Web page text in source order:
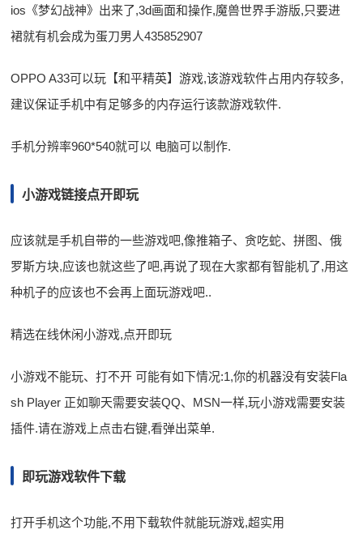
ios《梦幻战神》出来了,3d画面和操作,魔兽世界手游版,只要进
裙就有机会成为蛋刀男人435852907
OPPO A33可以玩【和平精英】游戏,该游戏软件占用内存较多,
建议保证手机中有足够多的内存运行该款游戏软件.
手机分辨率960*540就可以 电脑可以制作.
小游戏链接点开即玩
应该就是手机自带的一些游戏吧,像推箱子、贪吃蛇、拼图、俄
罗斯方块,应该也就这些了吧,再说了现在大家都有智能机了,用这
种机子的应该也不会再上面玩游戏吧..
精选在线休闲小游戏,点开即玩
小游戏不能玩、打不开 可能有如下情况:1,你的机器没有安装Fla
sh Player 正如聊天需要安装QQ、MSN一样,玩小游戏需要安装
插件.请在游戏上点击右键,看弹出菜单.
即玩游戏软件下载
打开手机这个功能,不用下载软件就能玩游戏,超实用